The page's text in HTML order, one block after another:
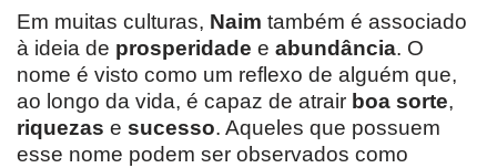
Em muitas culturas, Naim também é associado
à ideia de prosperidade e abundância. O
nome é visto como um reflexo de alguém que,
ao longo da vida, é capaz de atrair boa sorte,
riquezas e sucesso. Aqueles que possuem
esse nome podem ser observados como